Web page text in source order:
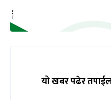
यो खबर पढेर